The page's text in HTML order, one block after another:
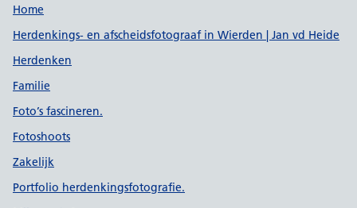
Support links
Home
Herdenkings- en afscheidsfotograaf in Wierden | Jan vd Heide
Herdenken
Familie
Foto’s fascineren.
Fotoshoots
Zakelijk
Portfolio herdenkingsfotografie.